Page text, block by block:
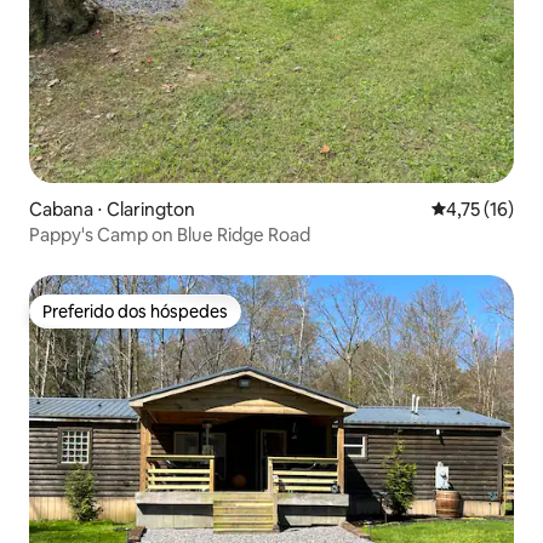
Cabana ⋅ Clarington 4,75 de uma
4,75 (16)
Pappy's Camp on Blue Ridge Road
Preferido dos hóspedes
Preferido dos hóspedes